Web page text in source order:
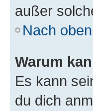
außer
Nach oben
Warum
Es kann
du dich